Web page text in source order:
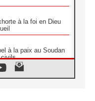
à la foi en Dieu
à la paix au Soudan
civils
du SCEAM sur